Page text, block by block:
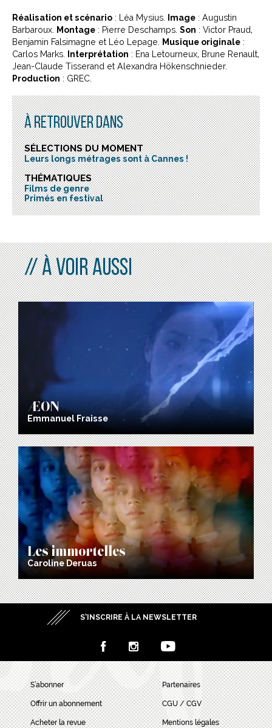
Réalisation et scénario : Léa Mysius. Image : Augustin
Barbaroux.
Montage : Pierre Deschamps. Son : Victor Praud,
Benjamin Falsimagne et Léo Lepage.
Musique originale :
Carlos Marks.
Interprétation : Ena Letourneux, Brune Renault,
Jean-Claude Tisserand et Alexandra Hökenschnieder.
Production : GREC.
À RETROUVER DANS
SÉLECTIONS DU MOMENT
Leurs longs métrages sont à Cannes !
THÉMATIQUES
Films de genre
Primés en festival
À VOIR AUSSI
ÆON
Emmanuel Fraisse
Les immortelles
Caroline Deruas
S’INSCRIRE À LA NEWSLETTER
S’abonner
Offrir un abonnement
Acheter la revue
Partenaires
CGU / CGV
Mentions légales